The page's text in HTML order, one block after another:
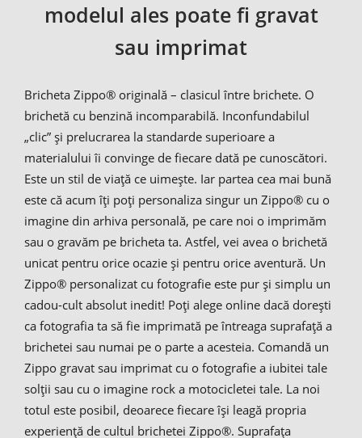
modelul ales poate fi gravat
sau imprimat
Bricheta Zippo® originală – clasicul între brichete. O
brichetă cu benzină incomparabilă. Inconfundabilul
„clic” și prelucrarea la standarde superioare a
materialului îi convinge de fiecare dată pe cunoscători.
Este un stil de viață ce uimește. Iar partea cea mai bună
este că acum îți poți personaliza singur un Zippo® cu o
imagine din arhiva personală, pe care noi o imprimăm
sau o gravăm pe bricheta ta. Astfel, vei avea o brichetă
unicat pentru orice ocazie și pentru orice aventură. Un
Zippo® personalizat cu fotografie este pur și simplu un
cadou-cult absolut inedit! Poți alege online dacă dorești
ca fotografia ta să fie imprimată pe întreaga suprafață a
brichetei sau numai pe o parte a acesteia. Comandă un
Zippo gravat sau imprimat cu o fotografie a iubitei tale
solții sau cu o imagine rock a motocicletei tale. La noi
totul este posibil, deoarece fiecare își leagă propria
experiență de cultul brichetei Zippo®. Suprafața